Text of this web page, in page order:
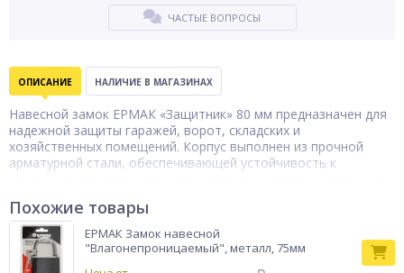
ЧАСТЫЕ ВОПРОСЫ
ОПИСАНИЕ НАЛИЧИЕ В МАГАЗИНАХ
Навесной замок ЕРМАК «Защитник» 80 мм предназначен для
надежной защиты гаражей, ворот, складских и
хозяйственных помещений. Корпус выполнен из прочной
арматурной стали, обеспечивающей устойчивость к
использовать его как внутри помещений, так и на улице.
Надежный механизм запирания гарантирует стабильную
работу при длительной эксплуатации.
Тип товара
Похожие товары
ЕРМАК Замок навесной
"Влагонепроницаемый", металл, 75мм